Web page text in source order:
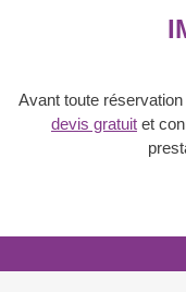
Avant toute réservation
devis gratuit et